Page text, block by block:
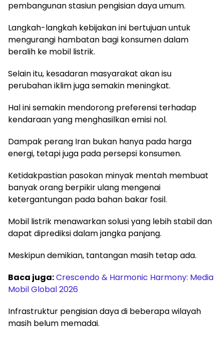
pembangunan stasiun pengisian daya umum.
Langkah-langkah kebijakan ini bertujuan untuk
mengurangi hambatan bagi konsumen dalam
beralih ke mobil listrik.
Selain itu, kesadaran masyarakat akan isu
perubahan iklim juga semakin meningkat.
Hal ini semakin mendorong preferensi terhadap
kendaraan yang menghasilkan emisi nol.
Dampak perang Iran bukan hanya pada harga
energi, tetapi juga pada persepsi konsumen.
Ketidakpastian pasokan minyak mentah membuat
banyak orang berpikir ulang mengenai
ketergantungan pada bahan bakar fosil.
Mobil listrik menawarkan solusi yang lebih stabil dan
dapat diprediksi dalam jangka panjang.
Meskipun demikian, tantangan masih tetap ada.
Baca juga:Crescendo & Harmonic Harmony: Media
Mobil Global 2026
Infrastruktur pengisian daya di beberapa wilayah
masih belum memadai.